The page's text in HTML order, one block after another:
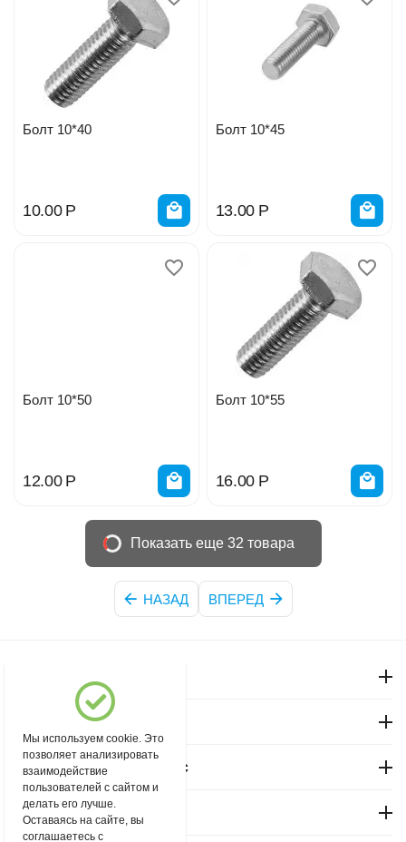
Болт 10*40
10.00 Р
Болт 10*45
13.00 Р
Болт 10*50
12.00 Р
Болт 10*55
16.00 Р
Показать еще 32 товара
НАЗАД ВПЕРЕД
Магазин "Северный"
Покупательский сервис
Контакты
Мы используем cookie. Это
позволяет анализировать
взаимодействие
пользователей с сайтом и
делать его лучше.
Оставаясь на сайте, вы
соглашаетесь с